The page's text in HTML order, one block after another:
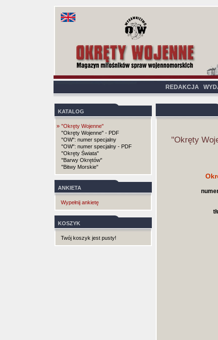
REDAKCJA
KATALOG
» "Okręty Wojenne"
"Okręty Wojenne" - PDF
"OW": numer specjalny
"OW": numer specjalny - PDF
"Okręty Świata"
"Barwy Okrętów"
"Bitwy Morskie"
ANKIETA
Wypełnij ankietę
KOSZYK
Twój koszyk jest pusty!
"Okręty